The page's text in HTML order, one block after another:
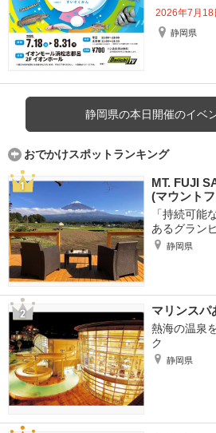
2026年7月18
静岡県
静岡県の本日開催のイベ
おでかけスポットランキング
MT. FUJI
(マウント
「持続可能
あるグラン
静岡県
マリンスパ
熱海の温泉
ク
静岡県